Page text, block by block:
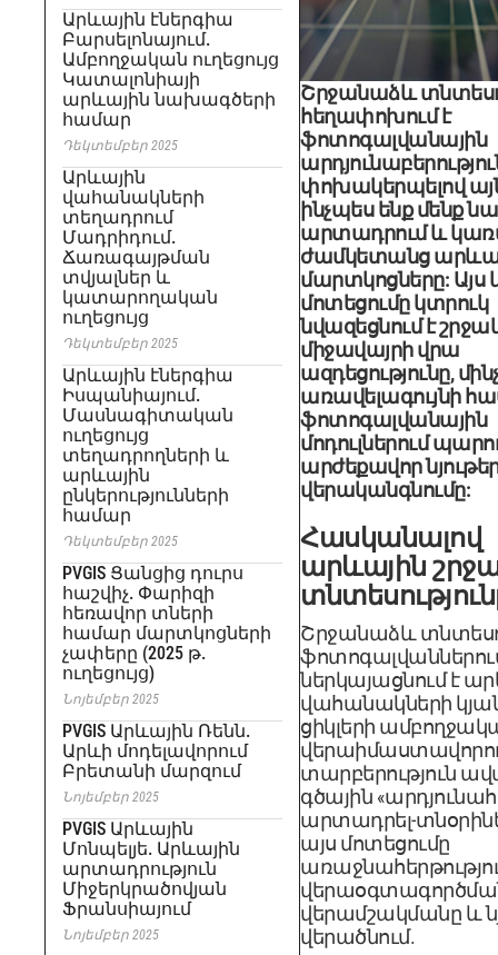
Արևային էներգիա
Բարսելոնայում.
Ամբողջական ուղեցույց
Կատալոնիայի
արևային նախագծերի
համար
Դեկտեմբեր 2025
Արևային
վահանակների
տեղադրում
Մադրիդում.
Ճառագայթման
տվյալներ և
կատարողական
ուղեցույց
Դեկտեմբեր 2025
Արևային էներգիա
Իսպանիայում.
Մասնագիտական ​​
ուղեցույց
տեղադրողների և
արևային
ընկերությունների
համար
Դեկտեմբեր 2025
PVGIS Ցանցից դուրս
հաշվիչ. Փարիզի
հեռավոր տների
համար մարտկոցների
չափերը (2025 թ.
ուղեցույց)
Նոյեմբեր 2025
PVGIS Արևային Ռենն.
Արևի մոդելավորում
Բրետանի մարզում
Նոյեմբեր 2025
PVGIS Արևային
Մոնպելյե. Արևային
արտադրություն
Միջերկրածովյան
Ֆրանսիայում
Նոյեմբեր 2025
Շրջանաձև
հեղափոխում է
ֆոտոգալվանային
փոխակերպելով
ինչպես ենք մենք
արտադրում և
ժամկետանց
մարտկոցները: Այս
մոտեցումը կտրուկ
նվազեցնում է
միջավայրի վրա
ազդեցությունը,
առավելագույնի
ֆոտոգալվանային
մոդուլներում
արժեքավոր
վերականգնումը:
Հասկանալով
արևային
Շրջանաձև
ներկայացնում է
վահանակների
ցիկլերի
տարբերություն
գծային
արտադրել-
այս մոտեցումը
վերամշակմանը և
վերածնում.